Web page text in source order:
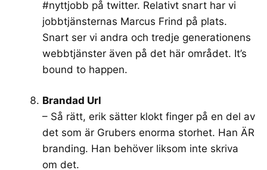
#nyttjobb på twitter. Relativt snart har vi
jobbtjänsternas Marcus Frind på plats.
Snart ser vi andra och tredje generationens
webbtjänster även på det här området. It’s
bound to happen.
Brandad Url
– Så rätt, erik sätter klokt finger på en del av
det som är Grubers enorma storhet. Han ÄR
branding. Han behöver liksom inte skriva
om det.